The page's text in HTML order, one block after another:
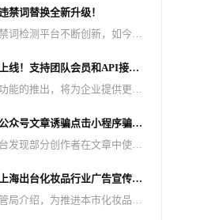
禁词替换全新升级！
词检测平台不断创新，如今迎
成拼音、同音词、emoji 表
、* 号等多种形式！
线！支持团队会员和API接
业高效管理与智能检测！
能的推出，将为企业提供更加
容合规挑战。
众号文章诱骗点击小程序骗取
为的公告
发现部分创作者在文章中使用
整的内容，并插入诱导性小程序
、文字链接，引导用户点击跳
上海出台化妆品行业广告宣传合
局介绍，为推进本市化妆品产